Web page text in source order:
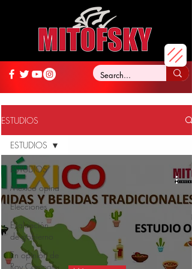
ESTUDIOS
ESTUDIOS
México opina
Elecciones
Evaluación
de gobierno
En opinión de
Roy Campos
ESTUDIOS